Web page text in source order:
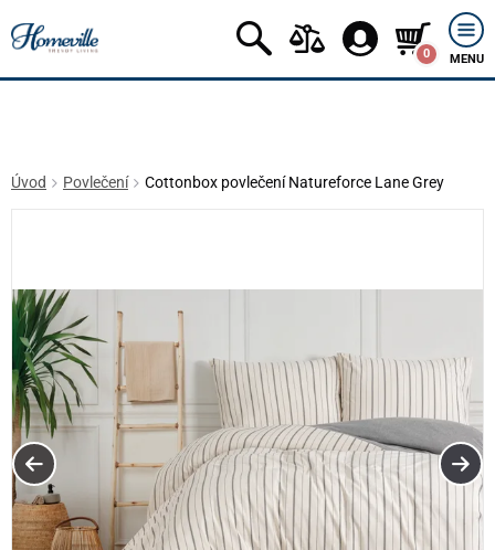
0 MENU
Úvod Povlečení Cottonbox povlečení Natureforce Lane Grey